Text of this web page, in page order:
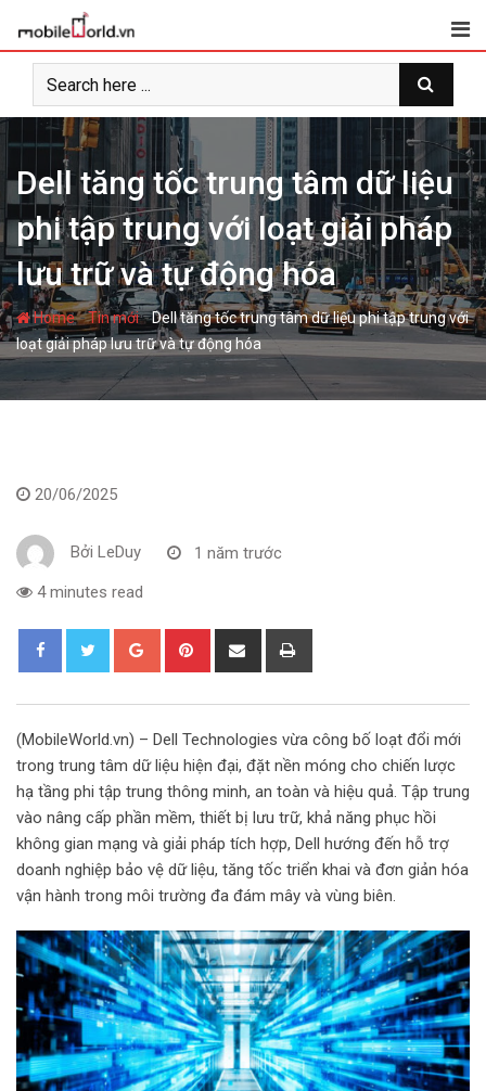
t
o
n
t
e
n
t
Dell tăng tốc trung tâm dữ liệu
phi tập trung với loạt giải pháp
lưu trữ và tự động hóa
Home-Tin mới-Dell tăng tốc trung tâm dữ liệu phi tập trung với
loạt giải pháp lưu trữ và tự động hóa
20/06/2025
Bởi LeDuy 1 năm trước
4 minutes read
o
l
e
+
i
e
r
e
s
t
h
e
v
i
a
E
m
a
i
l
r
t
(MobileWorld.vn) – Dell Technologies vừa công bố loạt đổi mới
trong trung tâm dữ liệu hiện đại, đặt nền móng cho chiến lược
hạ tầng phi tập trung thông minh, an toàn và hiệu quả. Tập trung
vào nâng cấp phần mềm, thiết bị lưu trữ, khả năng phục hồi
không gian mạng và giải pháp tích hợp, Dell hướng đến hỗ trợ
doanh nghiệp bảo vệ dữ liệu, tăng tốc triển khai và đơn giản hóa
vận hành trong môi trường đa đám mây và vùng biên.